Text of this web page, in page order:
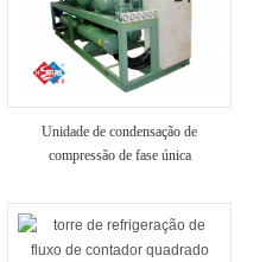
Unidade de condensação de
compressão de fase única